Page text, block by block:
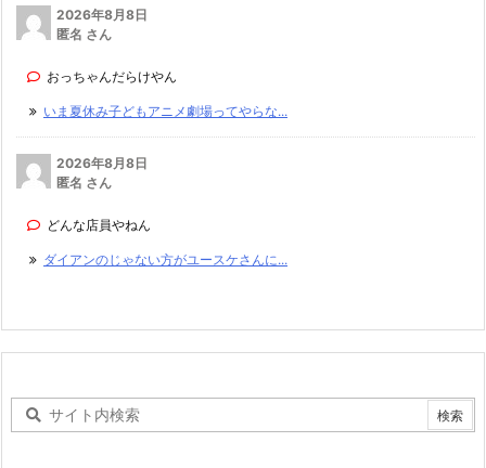
2026年8月8日
匿名 さん
おっちゃんだらけやん
いま夏休み子どもアニメ劇場ってやらな...
2026年8月8日
匿名 さん
どんな店員やねん
ダイアンのじゃない方がユースケさんに...